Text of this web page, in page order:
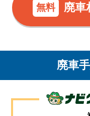
無料 廃車
廃車